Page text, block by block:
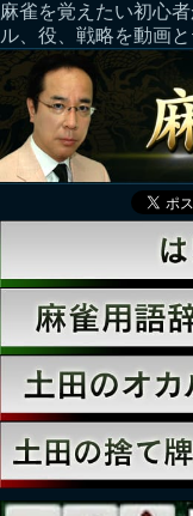
麻雀を覚えたい初心
ル、役、戦略を動画